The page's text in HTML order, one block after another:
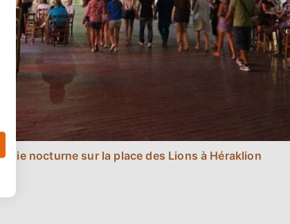
Vie nocturne sur la place des Lions à Héraklion